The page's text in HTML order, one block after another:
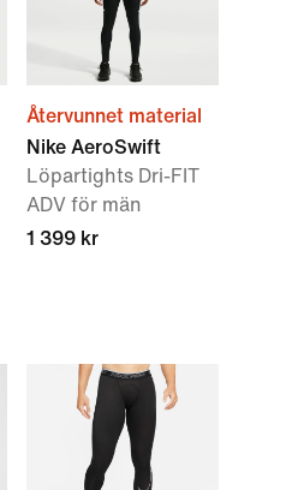
Återvunnet material
Nike AeroSwift
Löpartights Dri-FIT
ADV för män
1 399 kr